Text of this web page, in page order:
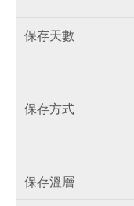
保存天數
保存方式
保存溫層